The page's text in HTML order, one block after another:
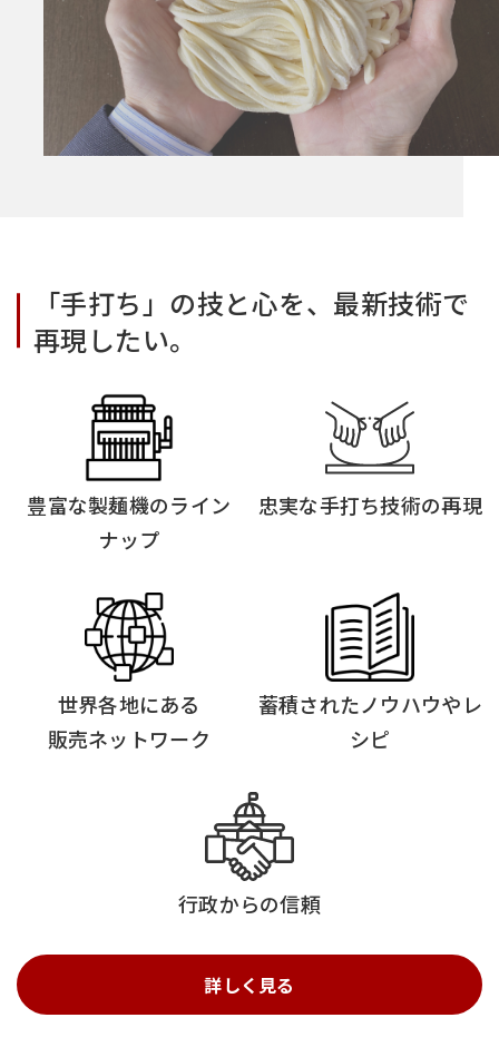
「手打ち」の技と心を、最新技術で
再現したい。
豊富な製麺機のライン
ナップ
忠実な手打ち技術の再現
世界各地にある
販売ネットワーク
蓄積されたノウハウやレ
シピ
行政からの信頼
詳しく見る